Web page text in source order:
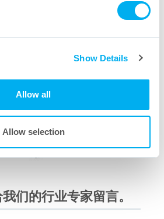
Show Details
Allow all
Allow selection
们的行业专家留言。